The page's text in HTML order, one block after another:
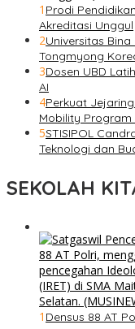
1 Prodi
Akreditasi Unggul
2Universitas
Tongmyong
3Dosen UBD
AI
4Perkuat
Mobility Program
5STISIPOL
Teknologi dan
SEKOLAH
1 Densus 88 AT